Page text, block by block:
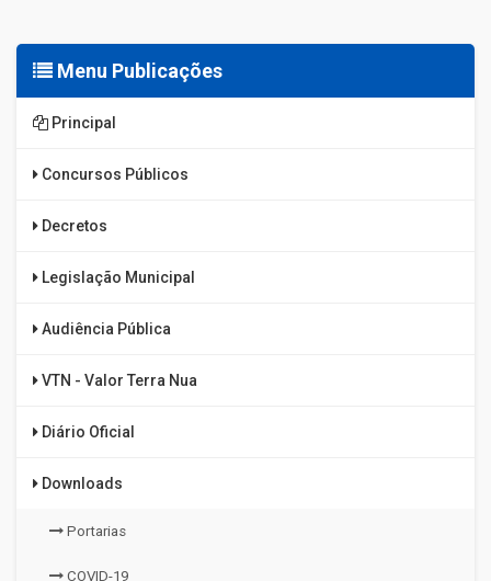
Menu Publicações
Principal
Concursos Públicos
Decretos
Legislação Municipal
Audiência Pública
VTN - Valor Terra Nua
Diário Oficial
Downloads
Portarias
COVID-19